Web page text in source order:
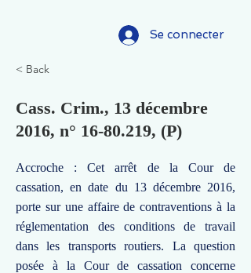
Se connecter
< Back
Cass. Crim., 13 décembre
2016, n° 16-80.219, (P)
Accroche : Cet arrêt de la Cour de
cassation, en date du 13 décembre 2016,
porte sur une affaire de contraventions à la
réglementation des conditions de travail
dans les transports routiers. La question
posée à la Cour de cassation concerne